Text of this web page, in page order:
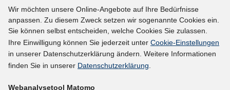
Social-Media-Kanäle
BlueSky
YouTube
LinkedIn
Wir möchten unsere Online-Angebote auf Ihre Bedürfnisse
anpassen. Zu diesem Zweck setzen wir sogenannte Cookies ein.
Sie können selbst entscheiden, welche Cookies Sie zulassen.
Ihre Einwilligung können Sie jederzeit unter Cookie-Einstellungen
in unserer Datenschutzerklärung ändern. Weitere Informationen
finden Sie in unserer Datenschutzerklärung.
Webanalysetool Matomo